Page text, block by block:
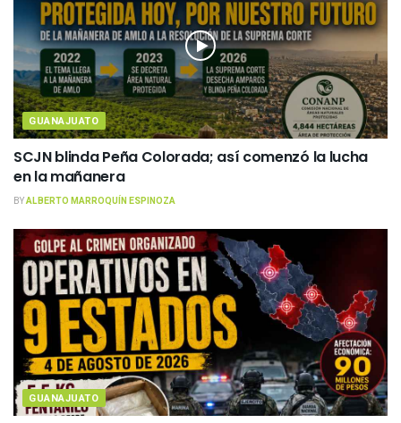
GUANAJUATO
SCJN blinda Peña Colorada; así comenzó la lucha
en la mañanera
BYALBERTO MARROQUÍN ESPINOZA
GUANAJUATO